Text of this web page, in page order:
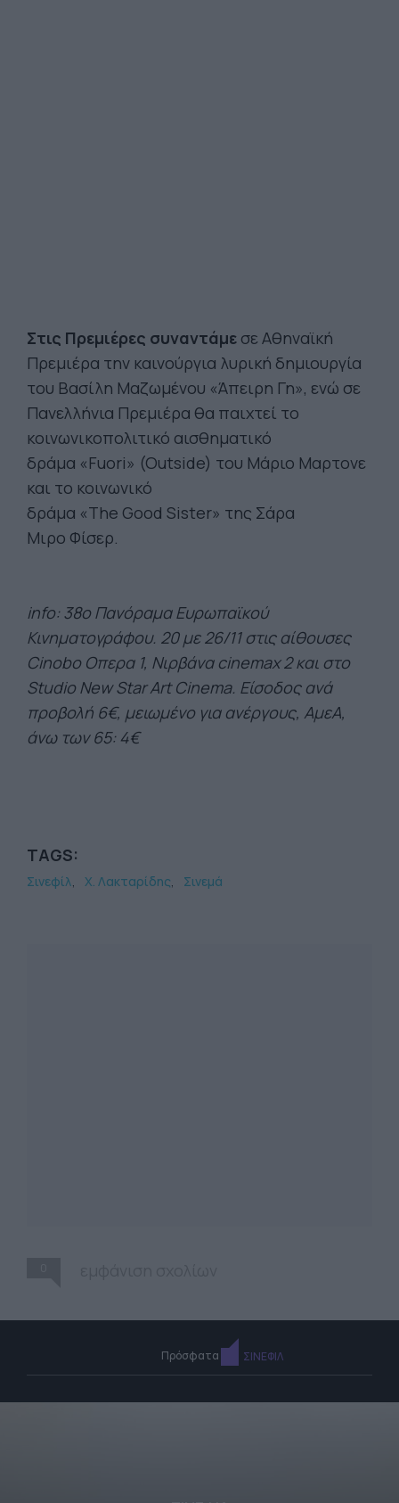
Στις Πρεμιέρες συναντάμε σε Αθηναϊκή
Πρεμιέρα την καινούργια λυρική δημιουργία
του Βασίλη Μαζωμένου «Άπειρη Γη», ενώ σε
Πανελλήνια Πρεμιέρα θα παιχτεί το
κοινωνικοπολιτικό αισθηματικό
δράμα «Fuori» (Outside) του Μάριο Μαρτονε
και το κοινωνικό
δράμα «The Good Sister» της Σάρα
Μιρο Φίσερ.
info: 38ο Πανόραμα Ευρωπαϊκού
Κινηματογράφου. 20 με 26/11 στις αίθουσες
Cinobo Οπερα1, Νιρβάνα cinemax2 και στο
Studio New Star Art Cinema. Είσοδος ανά
προβολή 6€, μειωμένο για ανέργους, ΑμεΑ,
άνω των 65: 4€
TAGS:
Σινεφίλ Χ. Λακταρίδης Σινεμά
Πρόσφατα ΣΙΝΕΦΙΛ